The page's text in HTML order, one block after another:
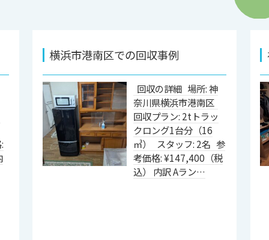
横浜市港南区での回収事例
回収の詳細 場所: 神
奈川県横浜市港南区
回収プラン: 2tトラッ
クロング1台分（16
㎥） スタッフ: 2名 参
考価格: ¥147,400（税
込） 内訳 Aラン…